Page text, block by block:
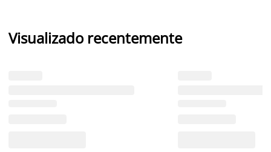
Visualizado recentemente